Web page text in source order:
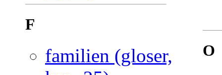
F
familien (gloser,
O